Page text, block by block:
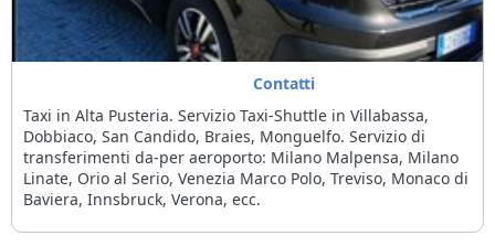
Contatti
Taxi in Alta Pusteria. Servizio Taxi-Shuttle in Villabassa,
Dobbiaco, San Candido, Braies, Monguelfo. Servizio di
transferimenti da-per aeroporto: Milano Malpensa, Milano
Linate, Orio al Serio, Venezia Marco Polo, Treviso, Monaco di
Baviera, Innsbruck, Verona, ecc.